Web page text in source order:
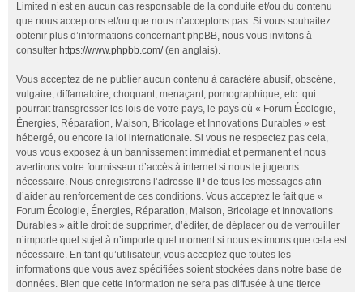
Limited n’est en aucun cas responsable de la conduite et/ou du contenu
que nous acceptons et/ou que nous n’acceptons pas. Si vous souhaitez
obtenir plus d’informations concernant phpBB, nous vous invitons à
consulter https://www.phpbb.com/(en anglais).
Vous acceptez de ne publier aucun contenu à caractère abusif, obscène,
vulgaire, diffamatoire, choquant, menaçant, pornographique, etc. qui
pourrait transgresser les lois de votre pays, le pays où « Forum Écologie,
Énergies, Réparation, Maison, Bricolage et Innovations Durables » est
hébergé, ou encore la loi internationale. Si vous ne respectez pas cela,
vous vous exposez à un bannissement immédiat et permanent et nous
avertirons votre fournisseur d’accès à internet si nous le jugeons
nécessaire. Nous enregistrons l’adresse IP de tous les messages afin
d’aider au renforcement de ces conditions. Vous acceptez le fait que «
Forum Écologie, Énergies, Réparation, Maison, Bricolage et Innovations
Durables » ait le droit de supprimer, d’éditer, de déplacer ou de verrouiller
n’importe quel sujet à n’importe quel moment si nous estimons que cela est
nécessaire. En tant qu’utilisateur, vous acceptez que toutes les
informations que vous avez spécifiées soient stockées dans notre base de
données. Bien que cette information ne sera pas diffusée à une tierce